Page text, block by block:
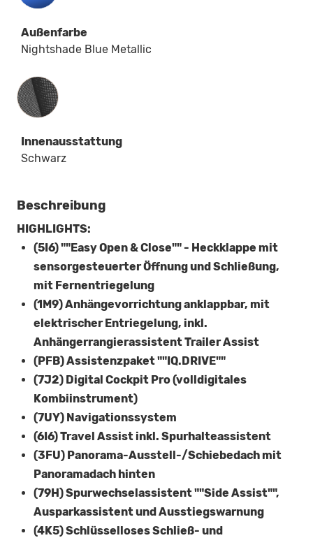
Außenfarbe
Nightshade Blue Metallic
Innenausstattung
Innenausstattung
Schwarz
Beschreibung
HIGHLIGHTS:
(5I6) ""Easy Open & Close"" - Heckklappe mit
sensorgesteuerter Öffnung und Schließung,
mit Fernentriegelung
(1M9) Anhängevorrichtung anklappbar, mit
elektrischer Entriegelung, inkl.
Anhängerrangierassistent Trailer Assist
(PFB) Assistenzpaket ""IQ.DRIVE""
(7J2) Digital Cockpit Pro (volldigitales
Kombiinstrument)
(7UY) Navigationssystem
(6I6) Travel Assist inkl. Spurhalteassistent
(3FU) Panorama-Ausstell-/Schiebedach mit
Panoramadach hinten
(79H) Spurwechselassistent ""Side Assist"",
Ausparkassistent und Ausstiegswarnung
(4K5) Schlüsselloses Schließ- und